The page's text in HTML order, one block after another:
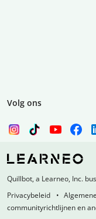
Volg ons
Quillbot, a Learneo, Inc.
Privacybeleid
communityrichtlijnen en